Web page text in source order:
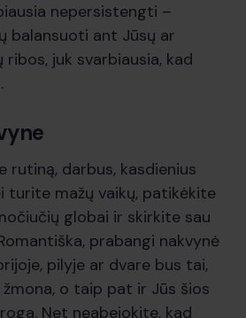
nepersistengti –
balansuoti ant Jūsų ar
juk svarbiausia, kad
rutiną, darbus, kasdienius
turite mažų vaikų, patikėkite
globai ir skirkite sau
prabangi nakvynė
pilyje ar dvare bus tai,
o taip pat ir Jūs šios
Net neabejokite, kad